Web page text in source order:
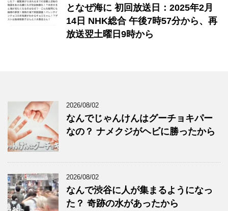
となぜ海に 初回放送日：2025年2月
14日 NHK総合 午後7時57分から、再
放送翌土曜日9時から
2026/08/02
なんでじゃんけんはグーチョキパー
なの？ ナメクジがヘビに勝ったから
2026/08/02
なんで渋谷に人が集まるようになっ
た？ 奇跡の水があったから